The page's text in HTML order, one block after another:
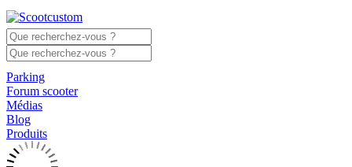
Parking
Forum scooter
Médias
Blog
Produits